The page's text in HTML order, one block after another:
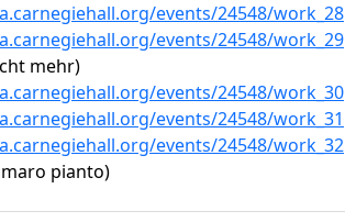
events/24548/work_28
events/24548/work_29
mehr)
events/24548/work_30
events/24548/work_31
events/24548/work_32
pianto)